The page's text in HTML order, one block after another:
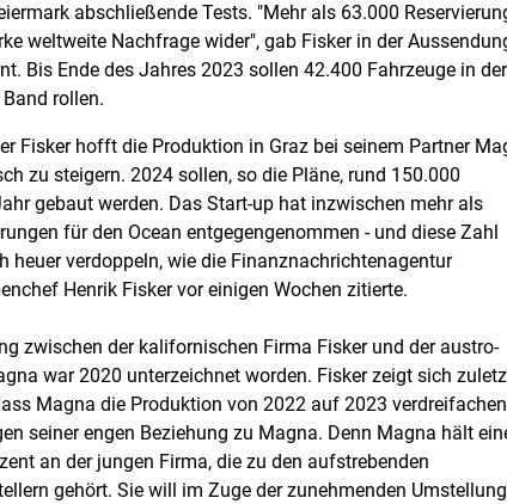
abschließende Tests. "Mehr als 63.000
weltweite Nachfrage wider", gab Fisker in der
Bis Ende des Jahres 2023 sollen 42.400 Fahrzeuge in der
rollen.
Fisker hofft die Produktion in Graz bei seinem Partner
zu steigern. 2024 sollen, so die Pläne, rund 150.000
gebaut werden. Das Start-up hat inzwischen mehr als
für den Ocean entgegengenommen - und diese Zahl
heuer verdoppeln, wie die Finanznachrichtenagentur
Henrik Fisker vor einigen Wochen zitierte.
zwischen der kalifornischen Firma Fisker und der austro-
war 2020 unterzeichnet worden. Fisker zeigt sich
Magna die Produktion von 2022 auf 2023 verdreifachen
seiner engen Beziehung zu Magna. Denn Magna hält
an der jungen Firma, die zu den aufstrebenden
gehört. Sie will im Zuge der zunehmenden